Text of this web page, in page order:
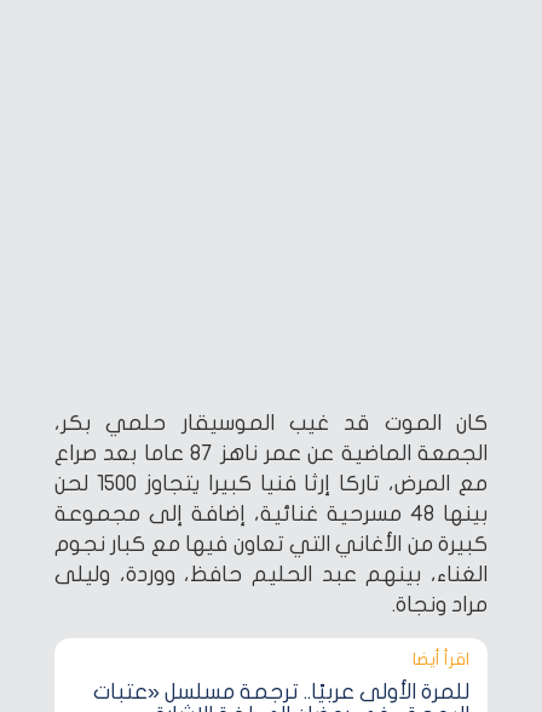
كان الموت قد غيب الموسيقار حلمي بكر،
الجمعة الماضية عن عمر ناهز 87 عاما بعد صراع
مع المرض، تاركا إرثا فنيا كبيرا يتجاوز 1500 لحن
بينها 48 مسرحية غنائية، إضافة إلى مجموعة
كبيرة من الأغاني التي تعاون فيها مع كبار نجوم
الغناء، بينهم عبد الحليم حافظ، ووردة، وليلى
مراد ونجاة.
اقرأ أيضا‎
للمرة الأولى عربيًا.. ترجمة مسلسل «عتبات